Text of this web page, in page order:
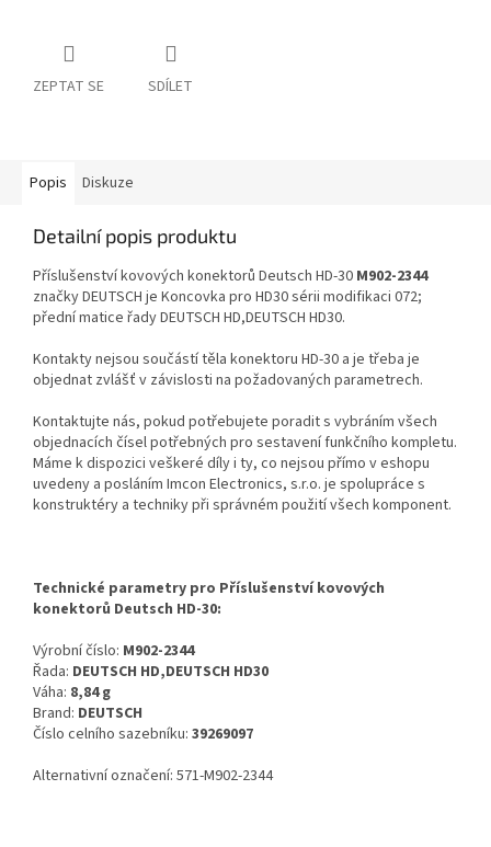
ZEPTAT SE SDÍLET
Popis Diskuze
Detailní popis produktu
Příslušenství kovových konektorů Deutsch HD-30 M902-2344
značky DEUTSCH je Koncovka pro HD30 sérii modifikaci 072;
přední matice řady DEUTSCH HD,DEUTSCH HD30.
Kontakty nejsou součástí těla konektoru HD-30 a je třeba je
objednat zvlášť v závislosti na požadovaných parametrech.
Kontaktujte nás, pokud potřebujete poradit s vybráním všech
objednacích čísel potřebných pro sestavení funkčního kompletu.
Máme k dispozici veškeré díly i ty, co nejsou přímo v eshopu
uvedeny a posláním Imcon Electronics, s.r.o. je spolupráce s
konstruktéry a techniky při správném použití všech komponent.
Technické parametry pro Příslušenství kovových
konektorů Deutsch HD-30:
Výrobní číslo: M902-2344
Řada: DEUTSCH HD,DEUTSCH HD30
Váha: 8,84 g
Brand: DEUTSCH
Číslo celního sazebníku: 39269097
Alternativní označení: 571-M902-2344